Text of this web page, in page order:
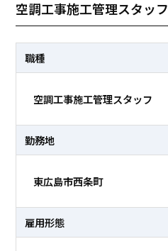
ホーム
お仕事をお探しの方
サービス内容
人材派遣
会社案内
空調工事施工管理スタッフ
職種
空調工事施工管理スタッフ
勤務地
東広島市西条町
雇用形態